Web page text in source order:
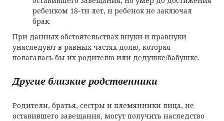
ребенком 18-ти лет, и ребенок не заключал
брак.
При данных обстоятельствах внуки и правнуки
унаследуют в равных частях долю, которая
полагалась бы их родителю или дедушке/бабушке.
Другие близкие родственники
Родители, братья, сестры и племянники лица, не
оставившего завещания, могут получить наследство